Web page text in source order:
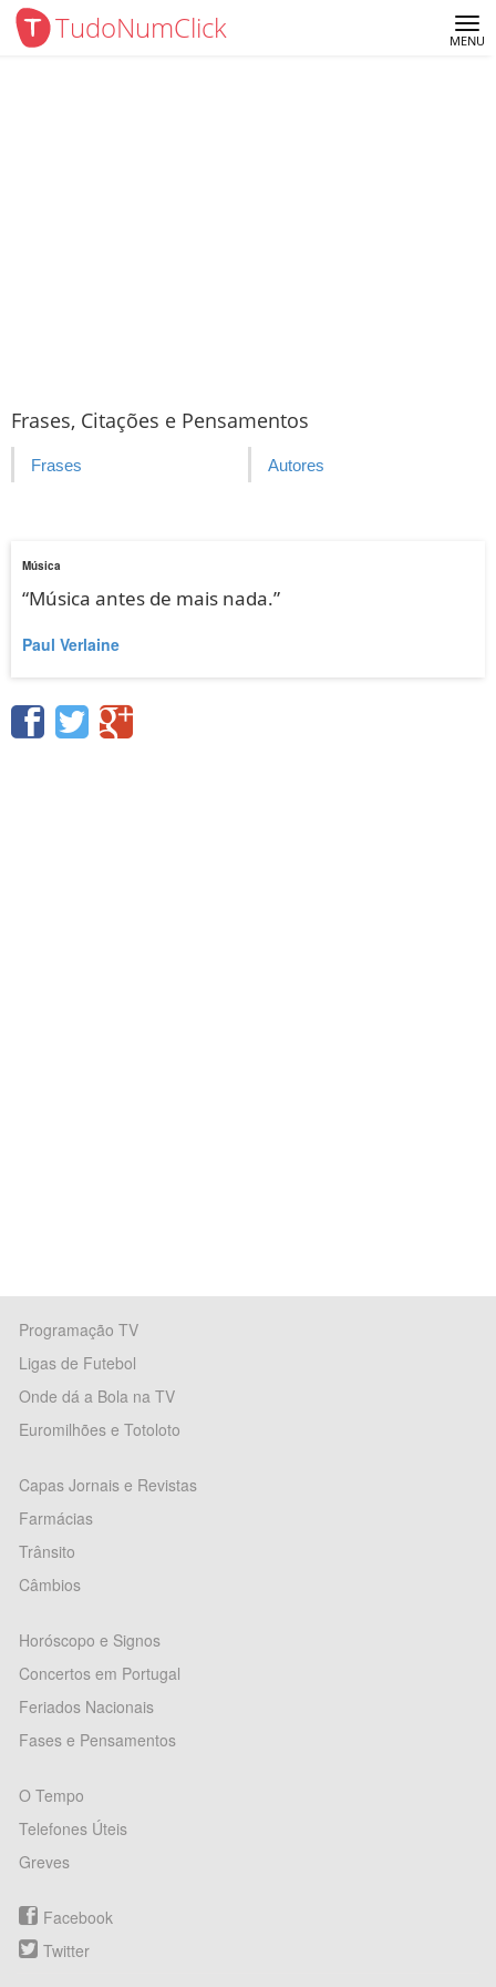
TudoNumClick MENU
Frases, Citações e Pensamentos
Frases Autores
Música
“Música antes de mais nada.”
Paul Verlaine
Programação TV
Ligas de Futebol
Onde dá a Bola na TV
Euromilhões e Totoloto
Capas Jornais e Revistas
Farmácias
Trânsito
Câmbios
Horóscopo e Signos
Concertos em Portugal
Feriados Nacionais
Fases e Pensamentos
O Tempo
Telefones Úteis
Greves
Facebook
Twitter